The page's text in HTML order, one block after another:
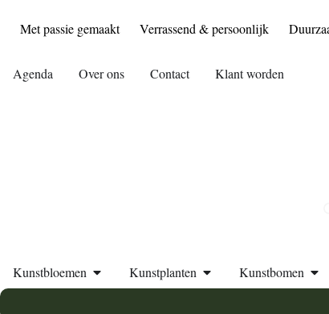
Met passie gemaakt Verrassend & persoonlijk
Agenda Over ons Contact Klant worden
Kunstbloemen Kunstplanten Kunstbomen